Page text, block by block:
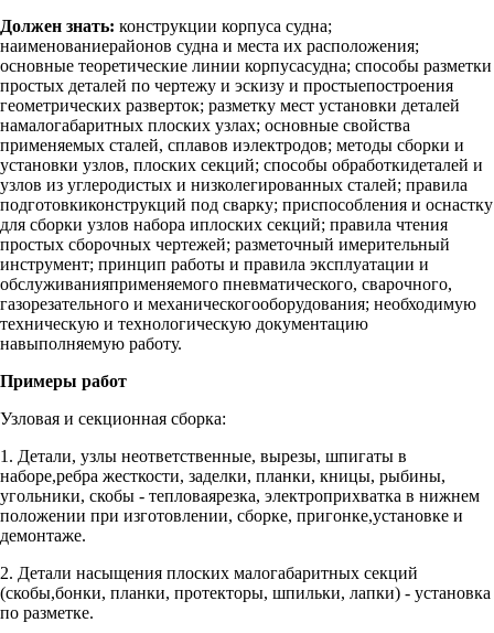
Должен знать: конструкции корпуса судна;
наименованиерайонов судна и места их расположения;
основные теоретические линии корпусасудна; способы разметки
простых деталей по чертежу и эскизу и простыепостроения
геометрических разверток; разметку мест установки деталей
намалогабаритных плоских узлах; основные свойства
применяемых сталей, сплавов иэлектродов; методы сборки и
установки узлов, плоских секций; способы обработкидеталей и
узлов из углеродистых и низколегированных сталей; правила
подготовкиконструкций под сварку; приспособления и оснастку
для сборки узлов набора иплоских секций; правила чтения
простых сборочных чертежей; разметочный имерительный
инструмент; принцип работы и правила эксплуатации и
обслуживанияприменяемого пневматического, сварочного,
газорезательного и механическогооборудования; необходимую
техническую и технологическую документацию
навыполняемую работу.
Примеры работ
Узловая и секционная сборка:
1. Детали, узлы неответственные, вырезы, шпигаты в
наборе,ребра жесткости, заделки, планки, кницы, рыбины,
угольники, скобы - тепловаярезка, электроприхватка в нижнем
положении при изготовлении, сборке, пригонке,установке и
демонтаже.
2. Детали насыщения плоских малогабаритных секций
(скобы,бонки, планки, протекторы, шпильки, лапки) - установка
по разметке.